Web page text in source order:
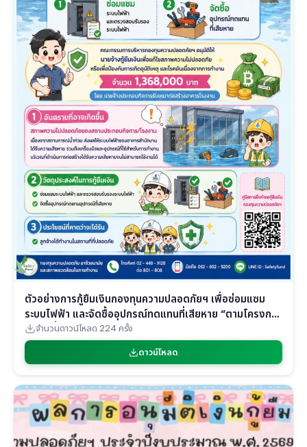
ตัวอย่างการกู้ยืมเงินกองทุนความปลอดภัยฯ เพื่อซ่อมแซม
ระบบไฟฟ้า และจัดซื้ออุปกรณ์ทดแทนที่เสียหาย “ตามโครงการ
เงินกู้เพื่อสร้างความปลอดภัยในการทำงานสำหรับผู้ประกอบ
กิจการที่ประสบอุทกภัยในพื้นที่ภาคใต้”
จำนวนดาวน์โหลด 224 ครั้ง
ดาวน์โหลด